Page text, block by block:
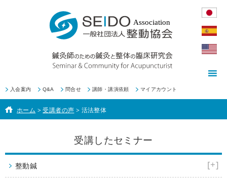
入会案内 Q&A 問合せ 講師・講演依頼 マイアカウント
ホーム >受講者の声 > 活法整体
受講したセミナー
[+]
整動鍼